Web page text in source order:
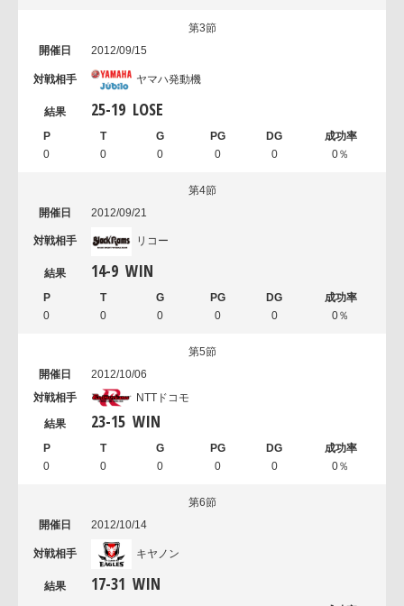
第3節
2012/09/15
ヤマハ発動機
25-19 LOSE
0 0 0 0 0 0％
第4節
2012/09/21
リコー
14-9 WIN
0 0 0 0 0 0％
第5節
2012/10/06
NTTドコモ
23-15 WIN
0 0 0 0 0 0％
第6節
2012/10/14
キヤノン
17-31 WIN